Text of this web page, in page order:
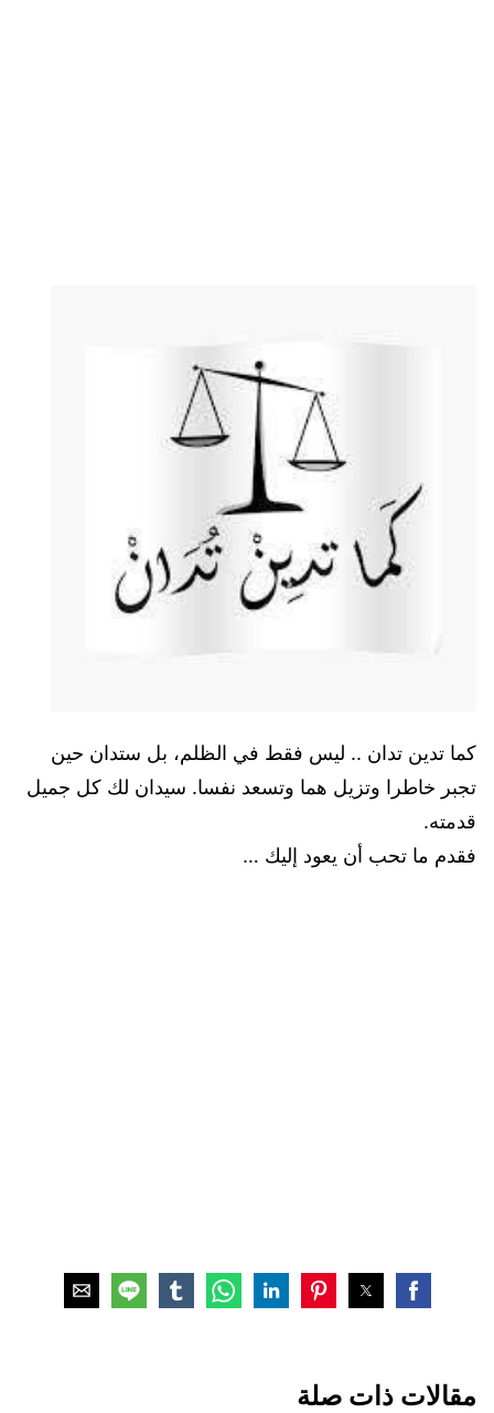
كما تدين تدان .. ليس فقط في الظلم، بل ستدان حين
تجبر خاطرا وتزيل هما وتسعد نفسا. سيدان لك كل جميل
قدمته.
فقدم ما تحب أن يعود إليك …
مقالات ذات صلة